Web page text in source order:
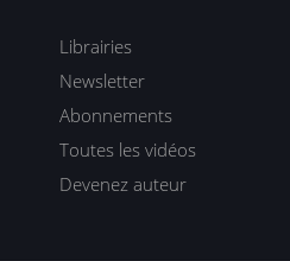
Librairies
Newsletter
Abonnements
Toutes les vidéos
Devenez auteur